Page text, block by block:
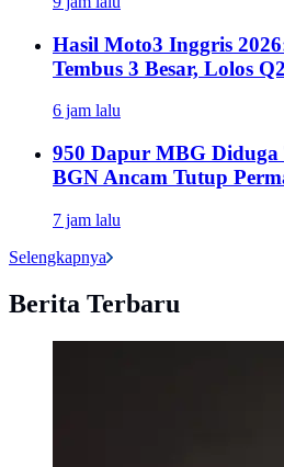
Hasil Moto3 Inggris
Tembus 3 Besar, Lolos Q2
6 jam lalu
950 Dapur MBG
BGN Ancam Tutup
7 jam lalu
Selengkapnya
Berita Terbaru